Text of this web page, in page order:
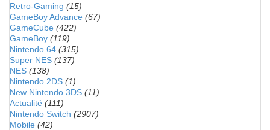
Retro-Gaming (15)
GameBoy Advance (67)
GameCube (422)
GameBoy (119)
Nintendo 64 (315)
Super NES (137)
NES (138)
Nintendo 2DS (1)
New Nintendo 3DS (11)
Actualité (111)
Nintendo Switch (2907)
Mobile (42)